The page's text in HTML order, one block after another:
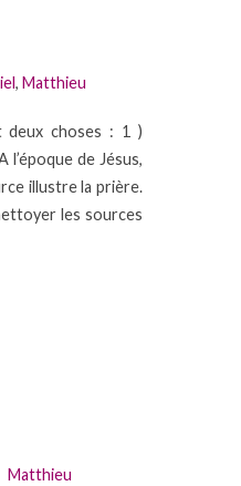
,Matthieu
deux choses : 1 )
l’époque de Jésus,
illustre la prière.
les sources
Matthieu